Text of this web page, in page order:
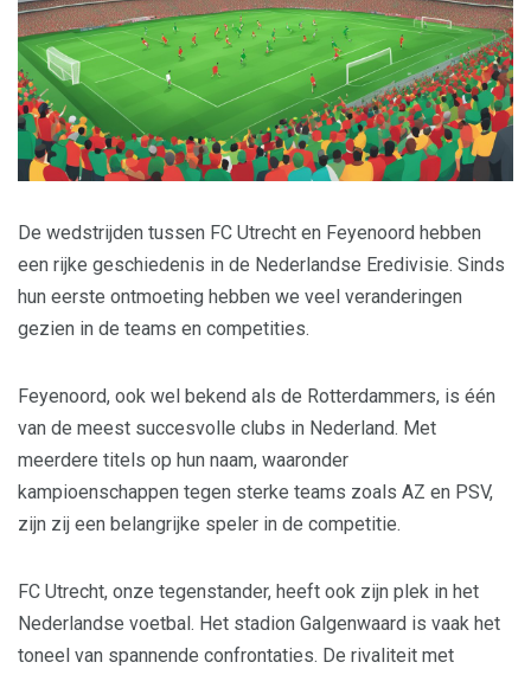
De wedstrijden tussen FC Utrecht en Feyenoord hebben
een rijke geschiedenis in de Nederlandse Eredivisie. Sinds
hun eerste ontmoeting hebben we veel veranderingen
gezien in de teams en competities.
Feyenoord, ook wel bekend als de Rotterdammers, is één
van de meest succesvolle clubs in Nederland. Met
meerdere titels op hun naam, waaronder
kampioenschappen tegen sterke teams zoals AZ en PSV,
zijn zij een belangrijke speler in de competitie.
FC Utrecht, onze tegenstander, heeft ook zijn plek in het
Nederlandse voetbal. Het stadion Galgenwaard is vaak het
toneel van spannende confrontaties. De rivaliteit met